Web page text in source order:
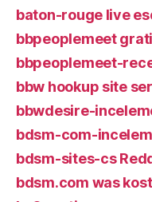
baton-rouge live
bbpeoplemeet
bbpeoplemeet-
bbw hookup site
bbwdesire-
bdsm-com-
bdsm-sites-cs
bdsm.com was